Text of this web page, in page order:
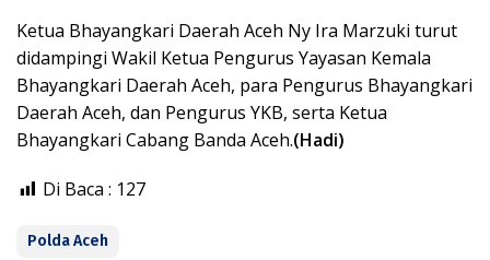
Ketua Bhayangkari Daerah Aceh Ny Ira Marzuki turut
didampingi Wakil Ketua Pengurus Yayasan Kemala
Bhayangkari Daerah Aceh, para Pengurus Bhayangkari
Daerah Aceh, dan Pengurus YKB, serta Ketua
Bhayangkari Cabang Banda Aceh.(Hadi)
Di Baca : 127
Polda Aceh